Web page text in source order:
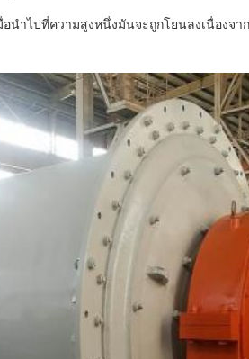
อนำไปที่ความสูงหนึ่งมันจะถูกโยนลงเนื่อง